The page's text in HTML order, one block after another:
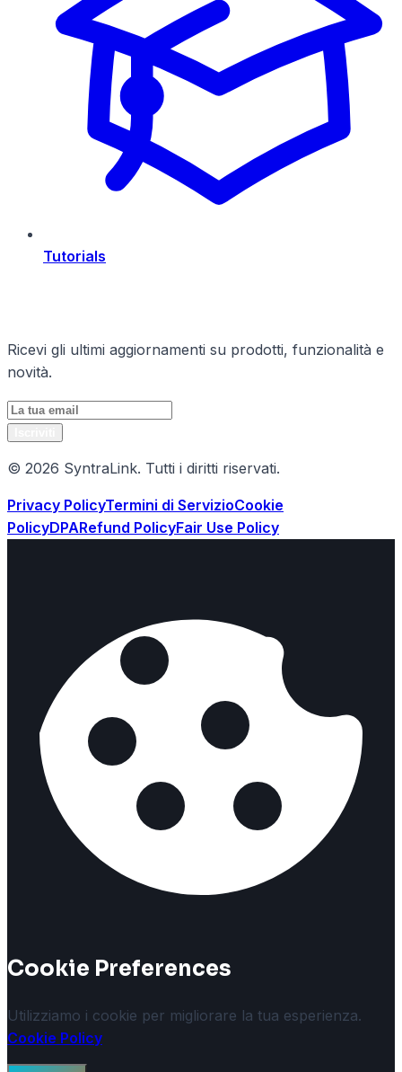
Tutorials
Ricevi gli ultimi aggiornamenti su prodotti, funzionalità e
novità.
© 2026 SyntraLink. Tutti i diritti riservati.
Privacy PolicyTermini di ServizioCookie
PolicyDPARefund PolicyFair Use Policy
Cookie Preferences
Utilizziamo i cookie per migliorare la tua esperienza.
Cookie Policy